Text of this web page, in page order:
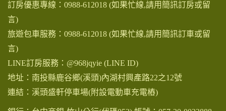
訂房優惠專線： 0988-612018 (如果忙線,請用簡訊訂房或留
言)
旅遊包車服務： 0988-612018 (如果忙線,請用簡訊訂車或留
言)
LINE訂房服務： @968jqyie (LINE ID)
地址：南投縣鹿谷鄉(溪頭)內湖村興產路22之12號
連結： 溪頭盛軒停車場(附設電動車充電樁)